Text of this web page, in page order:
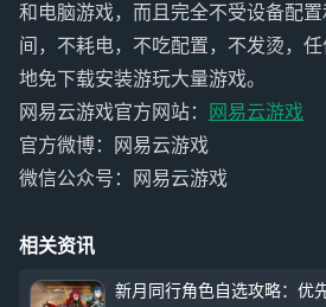
和电脑游戏，而且完全不受设备配
间，不耗电，不吃配置，不发烫，
地免下载安装游玩大量游戏。
网易云游戏官方网站：
网易云游戏
官方微博：网易云游戏
微信公众号：网易云游戏
相关资讯
新月同行角色自选攻略：优